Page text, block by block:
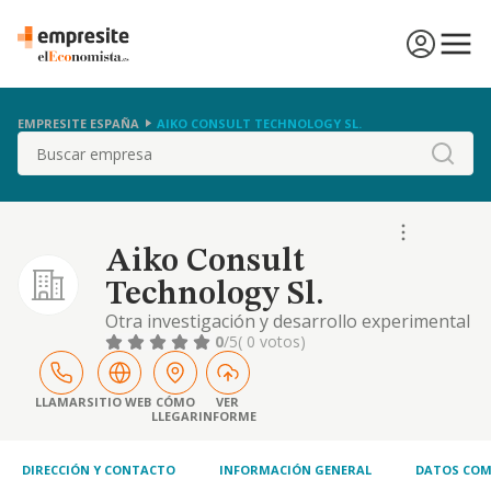
EMPRESITE ESPAÑA AIKO CONSULT TECHNOLOGY SL.
Buscar
Aiko Consult
Technology Sl.
Otra investigación y desarrollo experimental
en ciencias naturales y técnicas
0/5( 0 votos)
LLAMARSITIO WEB CÓMO
LLEGAR
VER
INFORME
DIRECCIÓN Y CONTACTO INFORMACIÓN GENERAL DATOS